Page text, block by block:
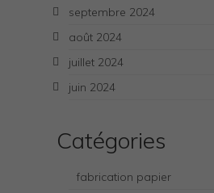
septembre 2024
août 2024
juillet 2024
juin 2024
Catégories
fabrication papier